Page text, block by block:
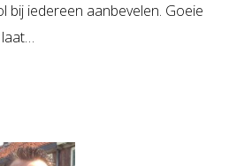
bij iedereen aanbevelen. Goeie